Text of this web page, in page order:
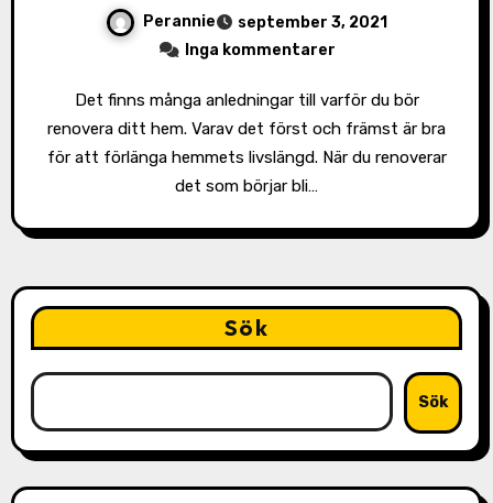
Perannie
september 3, 2021
Inga kommentarer
Det finns många anledningar till varför du bör
renovera ditt hem. Varav det först och främst är bra
för att förlänga hemmets livslängd. När du renoverar
det som börjar bli…
Sök
Sök